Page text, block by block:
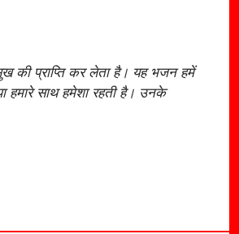
की प्राप्ति कर लेता है। यह भजन हमें
हमारे साथ हमेशा रहती है। उनके